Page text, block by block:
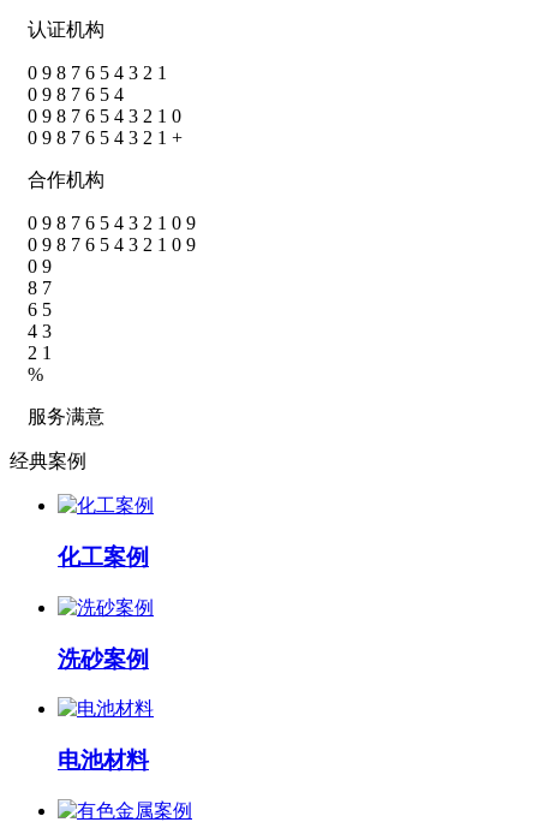
认证机构
0 9 8 7 6 5 4 3 2 1
0 9 8 7 6 5 4
0 9 8 7 6 5 4 3 2 1 0
0 9 8 7 6 5 4 3 2 1 +
合作机构
0 9 8 7 6 5 4 3 2 1 0 9
0 9 8 7 6 5 4 3 2 1 0 9
0 9
8 7
6 5
4 3
2 1
%
服务满意
经典案例
化工案例
洗砂案例
电池材料